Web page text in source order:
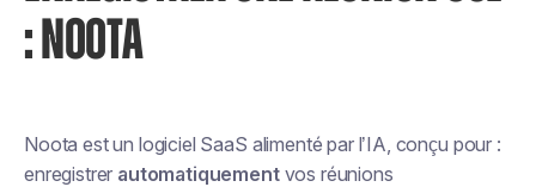
: NOOTA
Noota est un logiciel SaaS alimenté par l’IA, conçu pour :
enregistrer automatiquementvos réunions